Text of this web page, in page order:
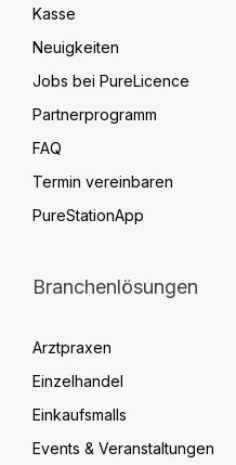
Kasse
Neuigkeiten
Jobs bei PureLicence
Partnerprogramm
FAQ
Termin vereinbaren
PureStationApp
Branchenlösungen
Arztpraxen
Einzelhandel
Einkaufsmalls
Events & Veranstaltungen